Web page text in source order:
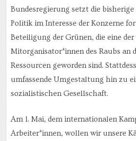
Bundesregierung setzt die
Politik im Interesse der Konzerne
Beteiligung der Grünen, die eine
Mitorganisator*innen des Raubs an
Ressourcen geworden sind.
umfassende Umgestaltung hin zu
sozialistischen Gesellschaft.
Am 1. Mai, dem internationalen
Arbeiter*innen, wollen wir unsere